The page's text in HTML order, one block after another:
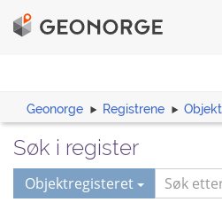
Geonorge Registrene
Søk i register
Objektregisteret